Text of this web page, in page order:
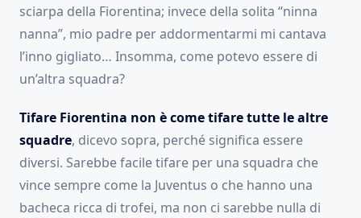
sciarpa della Fiorentina; invece della solita “ninna
nanna”, mio padre per addormentarmi mi cantava
l’inno gigliato… Insomma, come potevo essere di
un’altra squadra?
Tifare Fiorentina non è come tifare tutte le altre
squadre, dicevo sopra, perché significa essere
diversi. Sarebbe facile tifare per una squadra che
vince sempre come la Juventus o che hanno una
bacheca ricca di trofei, ma non ci sarebbe nulla di